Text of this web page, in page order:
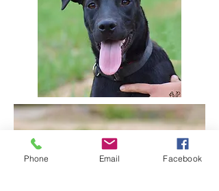
Phone Email Facebook